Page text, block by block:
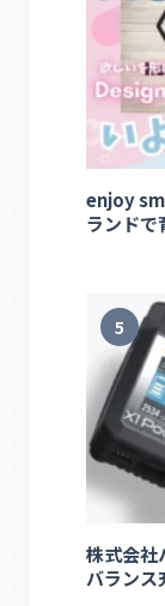
enjoy
ランドで
5
株式会
バランス